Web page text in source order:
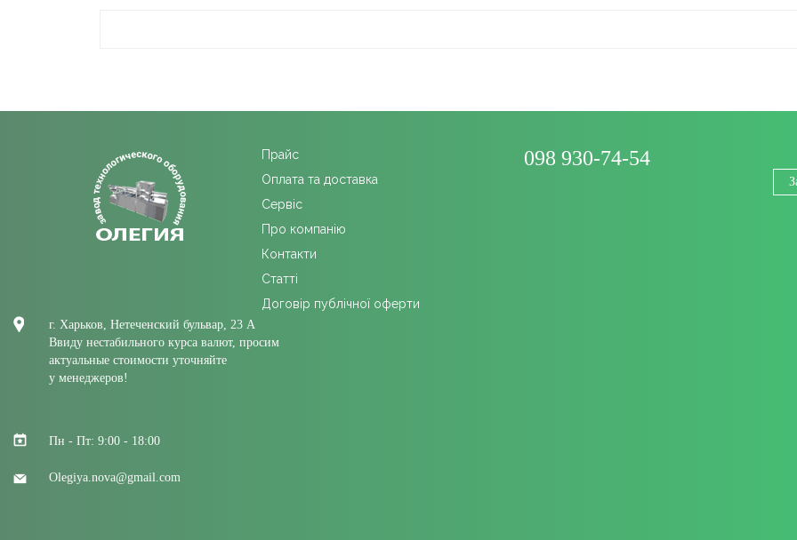
Прайс
Оплата та доставка
Сервіс
Про компанію
Контакти
Cтатті
Договір публічної оферти
098 930-74-54
г. Харьков, Нетеченский бульвар, 23 А
Ввиду нестабильного курса валют, просим
актуальные стоимости уточняйте
у менеджеров!
Пн - Пт: 9:00 - 18:00
Olegiya.nova@gmail.com